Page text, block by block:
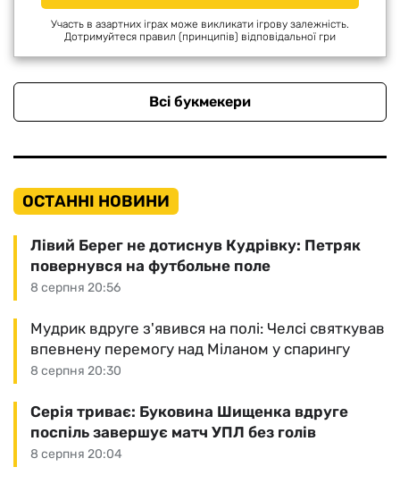
Участь в азартних іграх може викликати ігрову залежність.
Дотримуйтеся правил (принципів) відповідальної гри
Всі букмекери
ОСТАННІ НОВИНИ
8 серпня 20:56
Лівий Берег не дотиснув Кудрівку: Петряк
повернувся на футбольне поле
8 серпня 20:30
Мудрик вдруге з'явився на полі: Челсі святкував
впевнену перемогу над Міланом у спарингу
8 серпня 20:04
Серія триває: Буковина Шищенка вдруге
поспіль завершує матч УПЛ без голів